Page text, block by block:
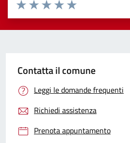
Valuta 5 stelle su 5
Valuta 4 stelle su 5
Valuta 3 stelle su 5
Valuta 2 stelle su 5
Valuta 1 stelle su 5
Contatta il comune
Leggi le domande frequenti
Richiedi assistenza
Prenota appuntamento